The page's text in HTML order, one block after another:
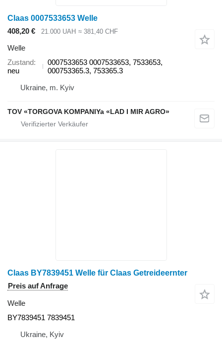
Claas 0007533653 Welle
408,20 €
21.000 UAH ≈ 381,40 CHF
Welle
Zustand
neu
0007533653 0007533653, 7533653,
000753365.3, 753365.3
Ukraine, m. Kyiv
TOV «TORGOVA KOMPANIYa «LAD I MIR AGRO»
Claas BY7839451 Welle für Claas Getreideernter
Preis auf Anfrage
Welle
BY7839451 7839451
Ukraine, Kyiv